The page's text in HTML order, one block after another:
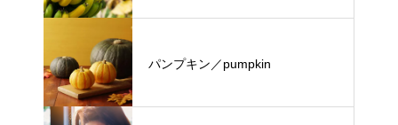
パンプキン／pumpkin